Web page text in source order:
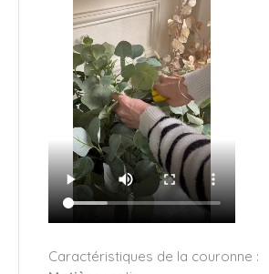
Caractéristiques de la couronne :